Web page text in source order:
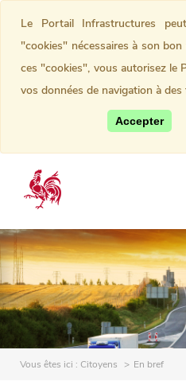
Vous êtes ici : Citoyens En bref
Le Portail Infrastructures
"cookies" nécessaires à son
ces "cookies", vous autorisez le
vos données de navigation à
Accepter